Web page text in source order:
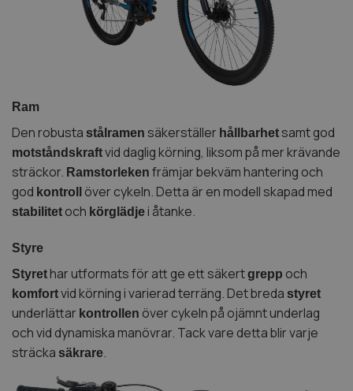
Ram
Den robusta stålramen säkerställer hållbarhet samt god
motståndskraftvid daglig körning, liksom på mer krävande
sträckor. Ramstorleken främjar bekväm hantering och
god kontroll över cykeln. Detta är en modell skapad med
stabilitet och körglädje i åtanke.
Styre
Styret har utformats för att ge ett säkertgrepp och
komfortvid körning i varierad terräng. Det breda styret
underlättar kontrollen över cykeln på ojämnt underlag
och vid dynamiska manövrar. Tack vare detta blir varje
sträcka säkrare.